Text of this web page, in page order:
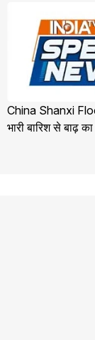
China Shanxi
भारी बारिश से बाढ़